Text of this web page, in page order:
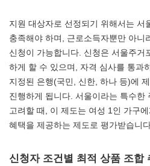
지원 대상자로 선정되기 위해서는 서
충족해야 하며, 근로소득자뿐만 아니
신청이 가능합니다. 신청은 서울주거
하게 할 수 있으며, 자격 심사를 통과
지정된 은행(국민, 신한, 하나 등)에
진행하게 됩니다. 서울이라는 특수한
고려할 때, 이 제도는 여성 1인 가구
혜택을 제공하는 제도로 평가받습니
신청자 조건별 최적 상품 조합